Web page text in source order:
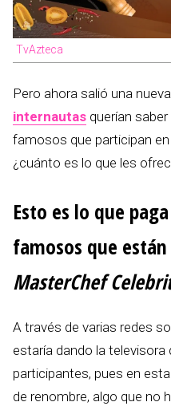
TvAzteca
Pero ahora salió una
internautas querían
famosos que participan en
¿cuánto es lo que les
Esto es lo que
famosos que
MasterChef
A través de varias redes
estaría dando la
participantes, pues en
de renombre, algo que no